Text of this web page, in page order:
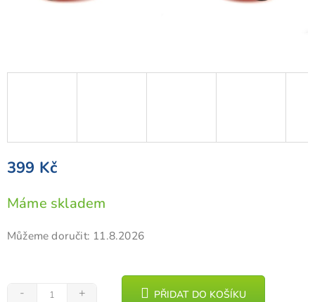
399 Kč
Měrná
cena:
Máme skladem
Můžeme doručit: 11.8.2026
PŘIDAT DO KOŠÍKU